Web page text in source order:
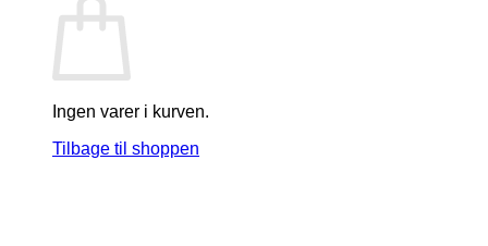
Ingen varer i kurven.
Tilbage til shoppen